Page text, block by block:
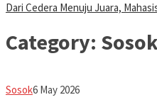
Dari Cedera Menuju Juara,
Category:
Sosokfathiyya
6 May 2026